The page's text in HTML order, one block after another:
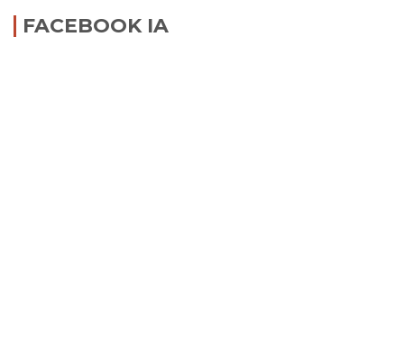
FACEBOOK IA